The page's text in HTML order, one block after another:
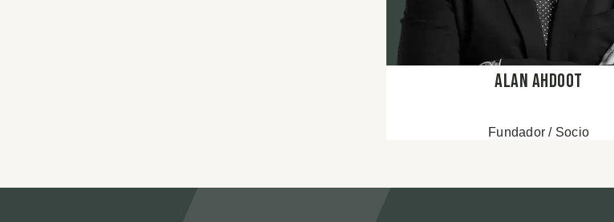
Alan Ahdoot
Fundador / Socio